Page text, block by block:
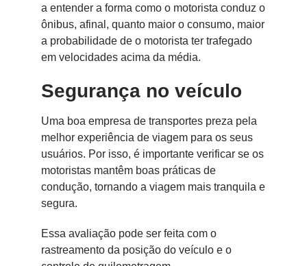
a entender a forma como o motorista conduz o
ônibus, afinal, quanto maior o consumo, maior
a probabilidade de o motorista ter trafegado
em velocidades acima da média.
Segurança no veículo
Uma boa empresa de transportes preza pela
melhor experiência de viagem para os seus
usuários. Por isso, é importante verificar se os
motoristas mantêm boas práticas de
condução, tornando a viagem mais tranquila e
segura.
Essa avaliação pode ser feita com o
rastreamento da posição do veículo e o